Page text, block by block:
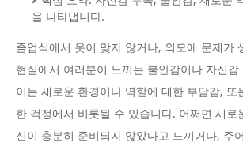
을 나타냅니다.
졸업식에서 옷이 맞지 않거나, 외모에 문제가
현실에서 여러분이 느끼는 불안감이나 자신감
이는 새로운 환경이나 역할에 대한 부담감, 또
한 걱정에서 비롯될 수 있습니다. 어쩌면 새로
신이 충분히 준비되지 않았다고 느끼거나, 주